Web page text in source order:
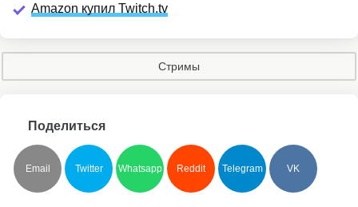
Amazon купил Twitch.tv
Стримы
Поделиться
Email Twitter Whatsapp Reddit Telegram VK